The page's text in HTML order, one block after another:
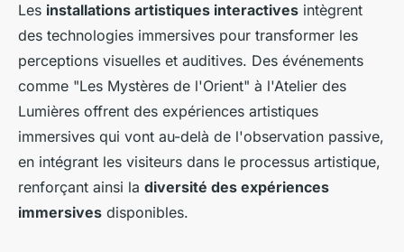
Les installations artistiques interactives intègrent
des technologies immersives pour transformer les
perceptions visuelles et auditives. Des événements
comme "Les Mystères de l'Orient" à l'Atelier des
Lumières offrent des expériences artistiques
immersives qui vont au-delà de l'observation passive,
en intégrant les visiteurs dans le processus artistique,
renforçant ainsi la diversité des expériences
immersives disponibles.